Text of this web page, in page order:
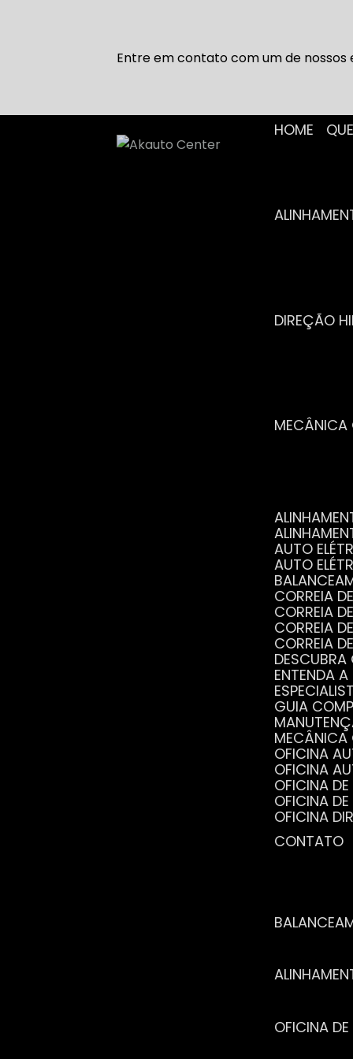
Entre em contato com um de nossos
HOME
DIREÇÃO
AUTO
AUTO
CORREIA
CORREIA
CORREIA
CORREIA
ENTENDA
GUIA
OFICINA
OFICINA
OFICINA
OFICINA
OFICINA
OFICINA
POR QUE
SERVIÇO
CONTATO
OFICINA